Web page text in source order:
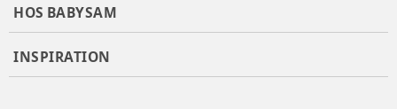
HOS BABYSAM
INSPIRATION